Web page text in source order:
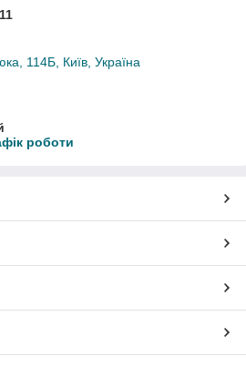
114Б, Київ, Україна
роботи